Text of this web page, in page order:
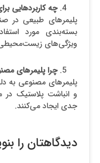
چه کاربردهایی برای
پلیمرهای طبیعی در
بسته‌بندی مورد استفاده
ویژگی‌های زیست‌محیطی
چرا پلیمرهای
پلیمرهای مصنوعی به
و انباشت پلاستیک در
جدی ایجاد می‌کنند.
دیدگاهتان را